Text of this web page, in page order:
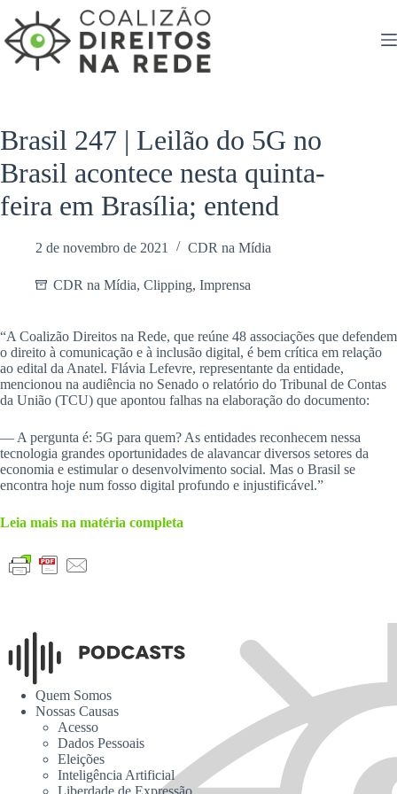
para
o
conteúdo
Brasil 247 | Leilão do 5G no
Brasil acontece nesta quinta-
feira em Brasília; entend
2 de novembro de 2021 CDR na Mídia
CDR na Mídia, Clipping, Imprensa
“A Coalizão Direitos na Rede, que reúne 48 associações que defendem
o direito à comunicação e à inclusão digital, é bem crítica em relação
ao edital da Anatel. Flávia Lefevre, representante da entidade,
mencionou na audiência no Senado o relatório do Tribunal de Contas
da União (TCU) que apontou falhas na elaboração do documento:
— A pergunta é: 5G para quem? As entidades reconhecem nessa
tecnologia grandes oportunidades de alavancar diversos setores da
economia e estimular o desenvolvimento social. Mas o Brasil se
encontra hoje num fosso digital profundo e injustificável.”
Leia mais na matéria completa
Quem Somos
Nossas Causas
Acesso
Dados Pessoais
Eleições
Inteligência Artificial
Liberdade de Expressão